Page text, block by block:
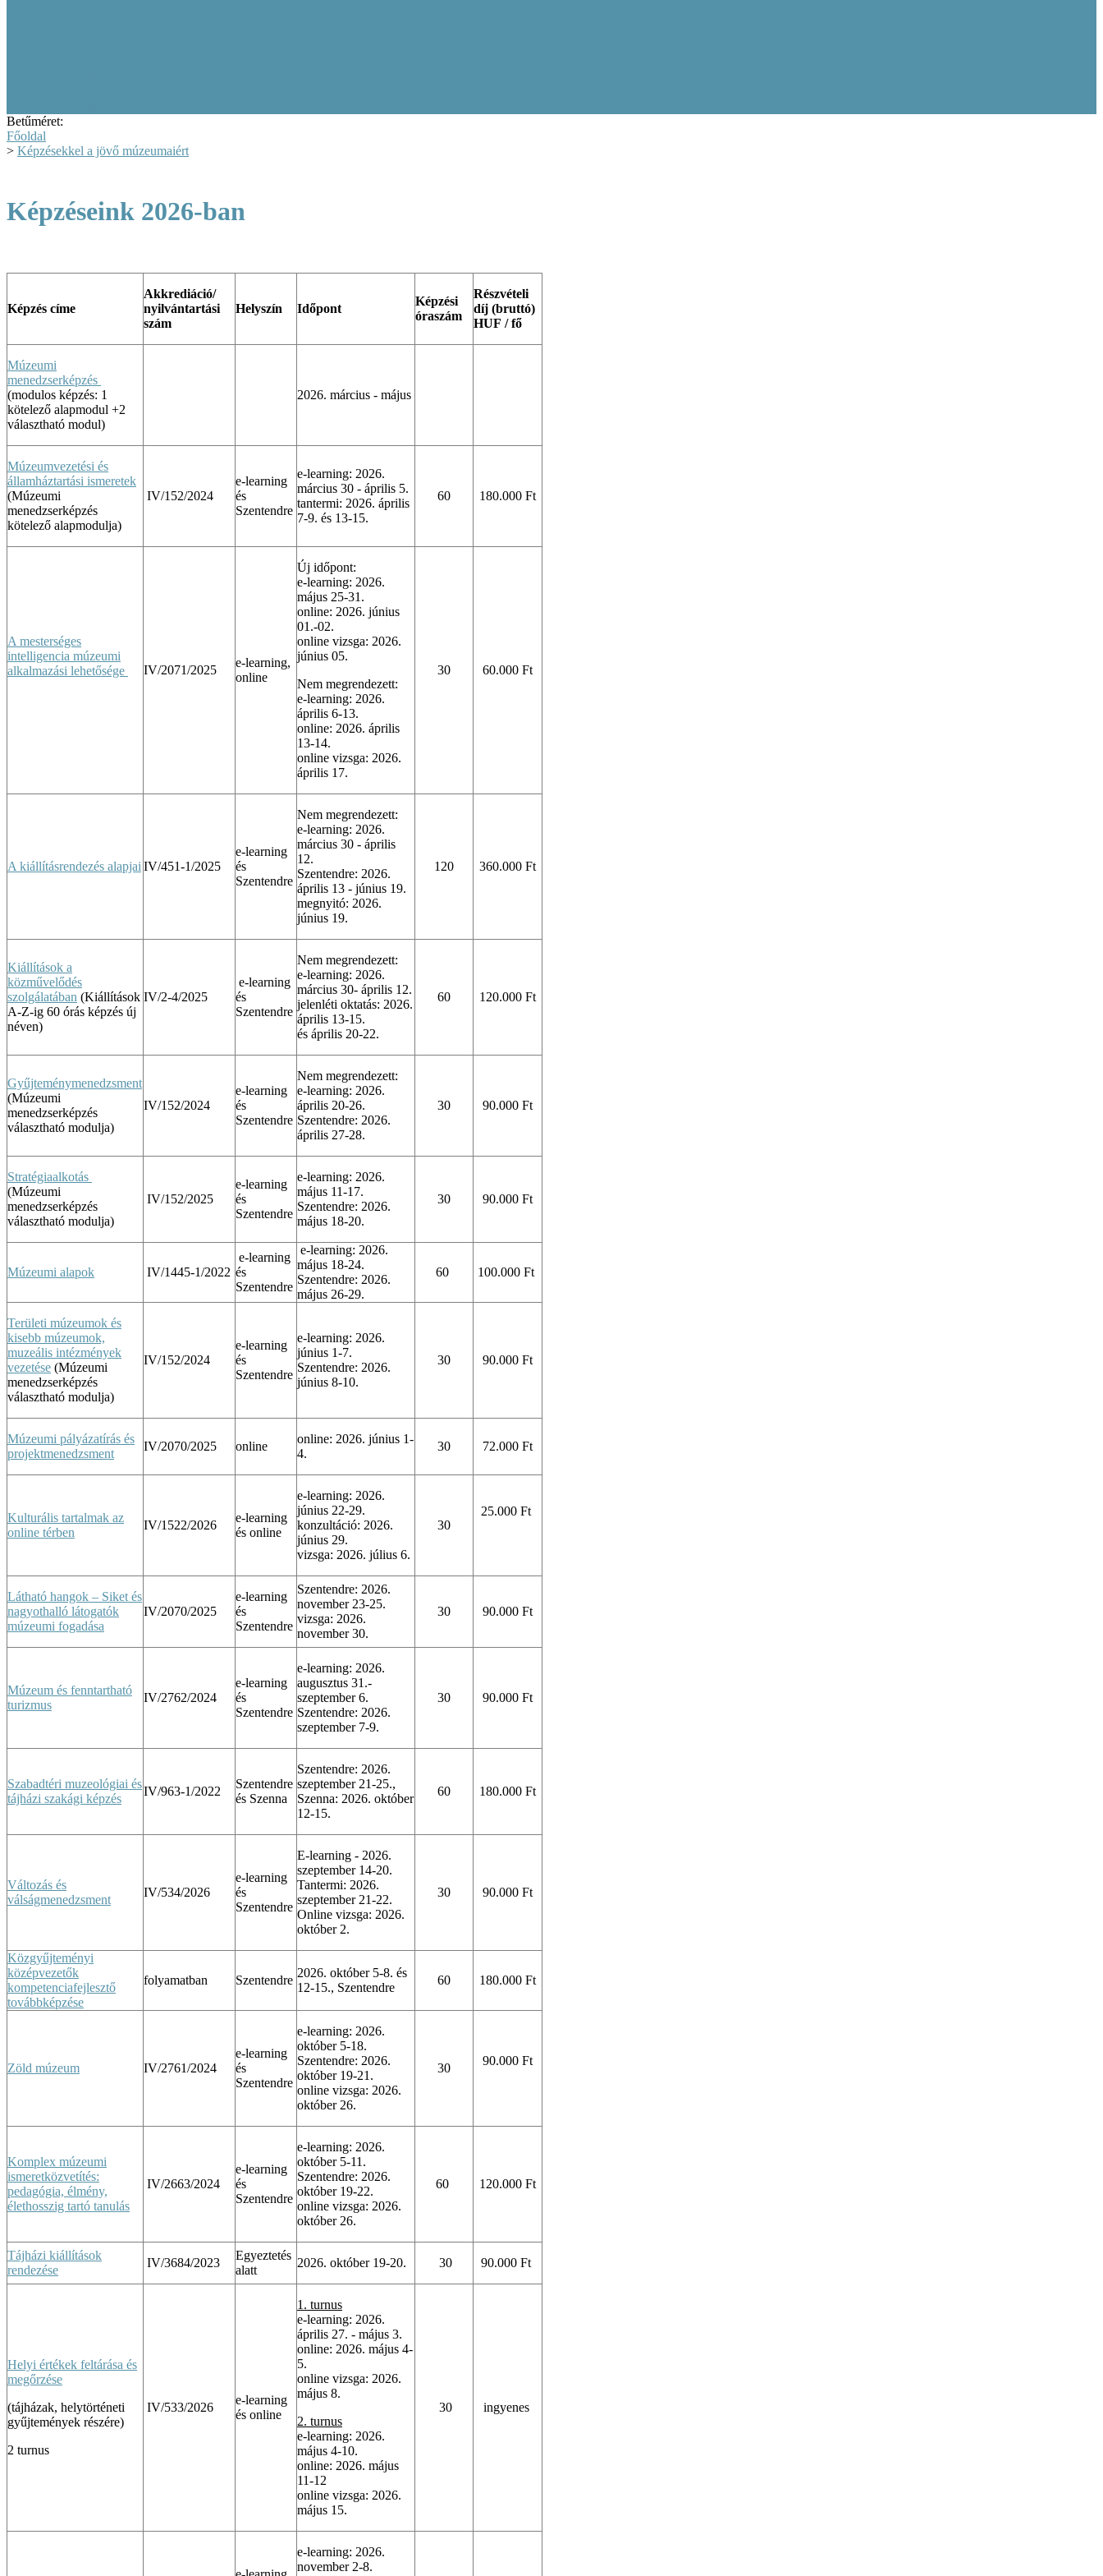
Betűméret:
Főoldal
> Képzésekkel a jövő múzeumaiért
Képzéseink 2026-ban
Képzés címe
Akkrediáció/
nyilvántartási
szám
Helyszín Időpont
Képzési
óraszám
Részvételi
díj (bruttó)
HUF / fő
Múzeumi
menedzserképzés
(modulos képzés: 1
kötelező alapmodul +2
választható modul)
2026. március - május
Múzeumvezetési és
államháztartási ismeretek
(Múzeumi
menedzserképzés
kötelező alapmodulja)
IV/152/2024
e-learning
és
Szentendre
e-learning: 2026.
március 30 - április 5.
tantermi: 2026. április
7-9. és 13-15.
60 180.000 Ft
A mesterséges
intelligencia múzeumi
alkalmazási lehetősége
IV/2071/2025
e-learning,
online
Új időpont:
e-learning: 2026.
május 25-31.
online: 2026. június
01.-02.
online vizsga: 2026.
június 05.
Nem megrendezett:
e-learning: 2026.
április 6-13.
online: 2026. április
13-14.
online vizsga: 2026.
április 17.
30 60.000 Ft
A kiállításrendezés alapjai IV/451-1/2025
e-learning
és
Szentendre
Nem megrendezett:
e-learning: 2026.
március 30 - április
12.
Szentendre: 2026.
április 13 - június 19.
megnyitó: 2026.
június 19.
120 360.000 Ft
Kiállítások a
közművelődés
szolgálatában (Kiállítások
A-Z-ig 60 órás képzés új
néven)
IV/2-4/2025
e-learning
és
Szentendre
Nem megrendezett:
e-learning: 2026.
március 30- április 12.
jelenléti oktatás: 2026.
április 13-15.
és április 20-22.
60 120.000 Ft
Gyűjteménymenedzsment
(Múzeumi
menedzserképzés
választható modulja)
IV/152/2024
e-learning
és
Szentendre
Nem megrendezett:
e-learning: 2026.
április 20-26.
Szentendre: 2026.
április 27-28.
30 90.000 Ft
Stratégiaalkotás
(Múzeumi
menedzserképzés
választható modulja)
IV/152/2025
e-learning
és
Szentendre
e-learning: 2026.
május 11-17.
Szentendre: 2026.
május 18-20.
30 90.000 Ft
Múzeumi alapok IV/1445-1/2022
e-learning
és
Szentendre
e-learning: 2026.
május 18-24.
Szentendre: 2026.
május 26-29.
60 100.000 Ft
Területi múzeumok és
kisebb múzeumok,
muzeális intézmények
vezetése (Múzeumi
menedzserképzés
választható modulja)
IV/152/2024
e-learning
és
Szentendre
e-learning: 2026.
június 1-7.
Szentendre: 2026.
június 8-10.
30 90.000 Ft
Múzeumi pályázatírás és
projektmenedzsment
IV/2070/2025 online
online: 2026. június 1-
4.
30 72.000 Ft
Kulturális tartalmak az
online térben
IV/1522/2026
e-learning
és online
e-learning: 2026.
június 22-29.
konzultáció: 2026.
június 29.
vizsga: 2026. július 6.
30
25.000 Ft
Látható hangok – Siket és
nagyothalló látogatók
múzeumi fogadása
IV/2070/2025
e-learning
és
Szentendre
Szentendre: 2026.
november 23-25.
vizsga: 2026.
november 30.
30 90.000 Ft
Múzeum és fenntartható
turizmus
IV/2762/2024
e-learning
és
Szentendre
e-learning: 2026.
augusztus 31.-
szeptember 6.
Szentendre: 2026.
szeptember 7-9.
30 90.000 Ft
Szabadtéri muzeológiai és
tájházi szakági képzés
IV/963-1/2022
Szentendre
és Szenna
Szentendre: 2026.
szeptember 21-25.,
Szenna: 2026. október
12-15.
60 180.000 Ft
Változás és
válságmenedzsment
IV/534/2026
e-learning
és
Szentendre
E-learning - 2026.
szeptember 14-20.
Tantermi: 2026.
szeptember 21-22.
Online vizsga: 2026.
október 2.
30 90.000 Ft
Közgyűjteményi
középvezetők
kompetenciafejlesztő
továbbképzése
folyamatban Szentendre
2026. október 5-8. és
12-15., Szentendre
60 180.000 Ft
Zöld múzeum IV/2761/2024
e-learning
és
Szentendre
e-learning: 2026.
október 5-18.
Szentendre: 2026.
október 19-21.
online vizsga: 2026.
október 26.
30
90.000 Ft
Komplex múzeumi
ismeretközvetítés:
pedagógia, élmény,
élethosszig tartó tanulás
IV/2663/2024
e-learning
és
Szentendre
e-learning: 2026.
október 5-11.
Szentendre: 2026.
október 19-22.
online vizsga: 2026.
október 26.
60 120.000 Ft
Tájházi kiállítások
rendezése
IV/3684/2023
Egyeztetés
alatt
2026. október 19-20. 30 90.000 Ft
Helyi értékek feltárása és
megőrzése
(tájházak, helytörténeti
gyűjtemények részére)
2 turnus
IV/533/2026
e-learning
és online
1. turnus
e-learning: 2026.
április 27. - május 3.
online: 2026. május 4-
5.
online vizsga: 2026.
május 8.
2. turnus
e-learning: 2026.
május 4-10.
online: 2026. május
11-12
online vizsga: 2026.
május 15.
30 ingyenes
e-learning: 2026.
november 2-8.